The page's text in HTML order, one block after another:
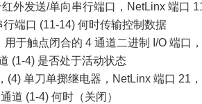
外发送/单向串行端口，NetLinx 端口
端口 (11-14) 何时传输控制数据
用于触点闭合的 4 通道二进制 I/O 端
(1-4) 是否处于活动状态
(4) 单刀单掷继电器，NetLinx 端口 21
道 (1-4) 何时（关闭）